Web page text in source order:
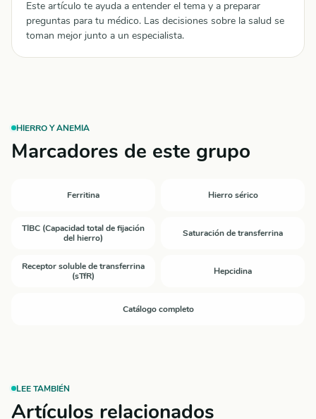
Este artículo te ayuda a entender el tema y a preparar
preguntas para tu médico. Las decisiones sobre la salud se
toman mejor junto a un especialista.
HIERRO Y ANEMIA
Marcadores de este grupo
Ferritina Hierro sérico
TIBC (Capacidad total de fijación
del hierro)
Saturación de transferrina
Receptor soluble de transferrina
(sTfR)
Hepcidina
Catálogo completo
LEE TAMBIÉN
Artículos relacionados